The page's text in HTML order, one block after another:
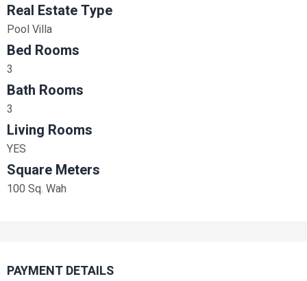
Real Estate Type
Pool Villa
Bed Rooms
3
Bath Rooms
3
Living Rooms
YES
Square Meters
100 Sq. Wah
PAYMENT DETAILS